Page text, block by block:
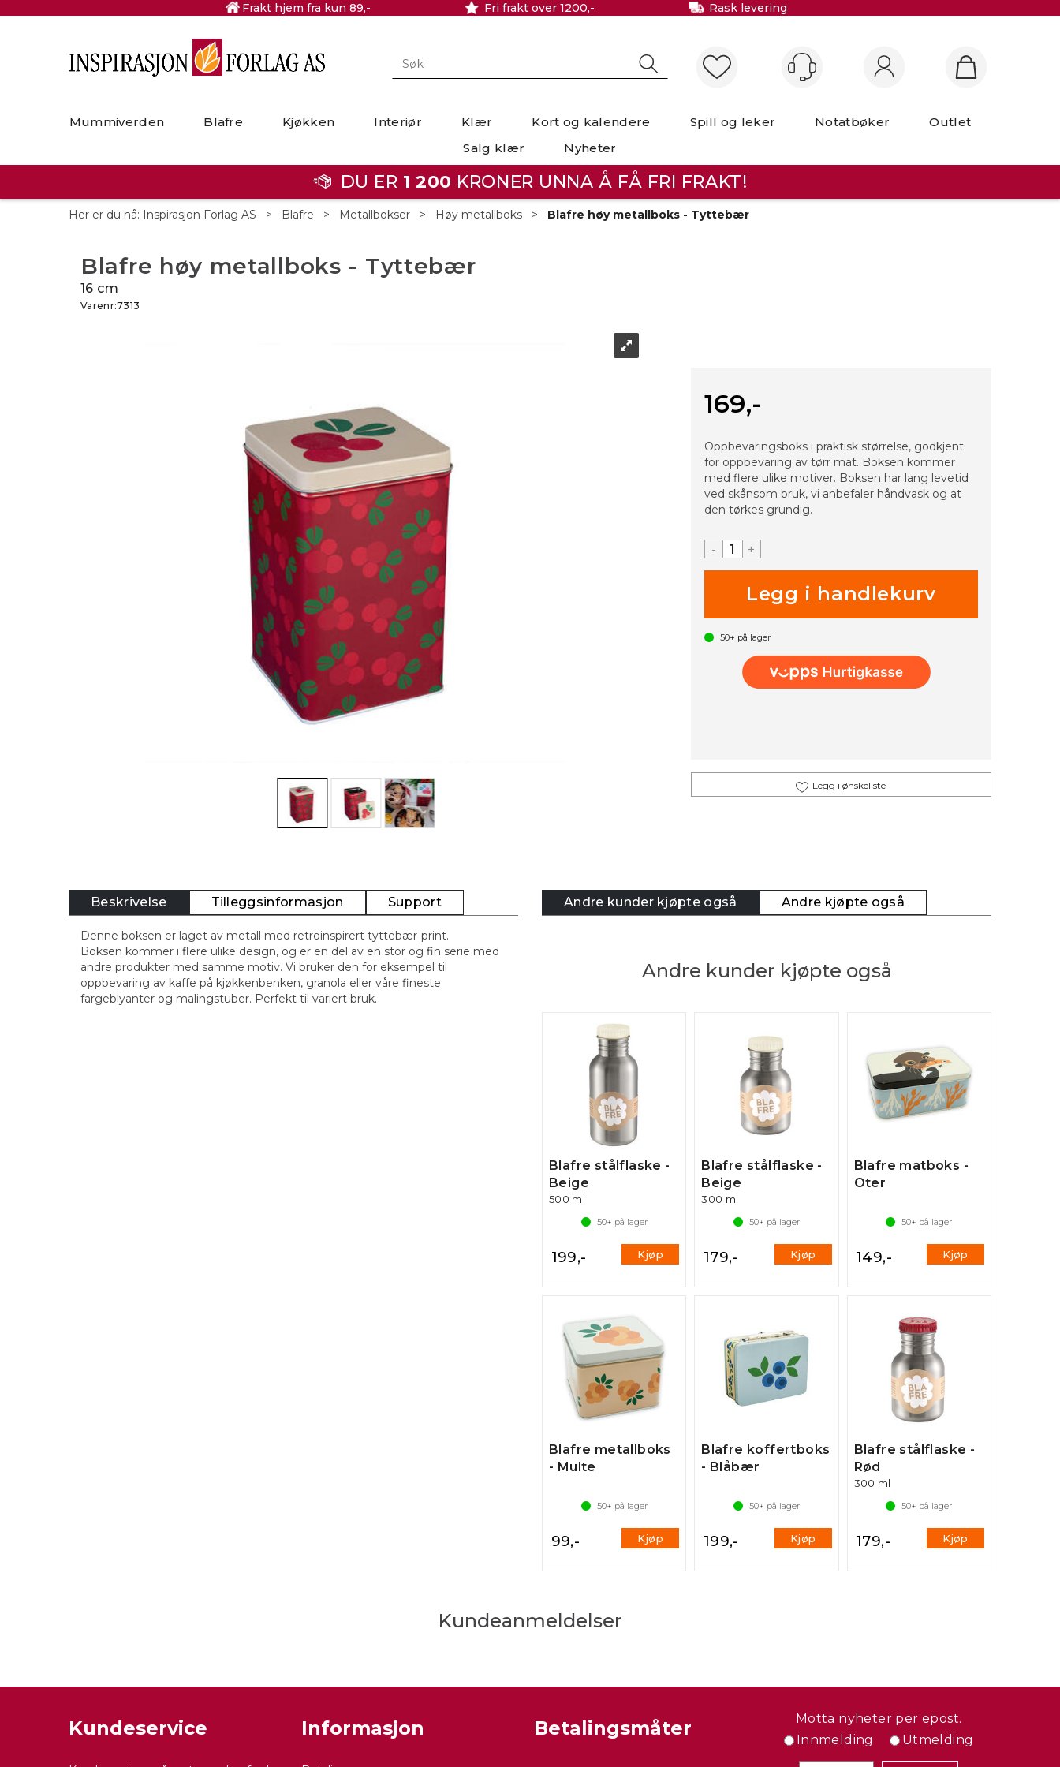
Frakt hjem fra kun 89,- Fri frakt over 1200,- Rask levering
Mummiverden Blafre Kjøkken Interiør Klær Kort og kalendere Spill og leker Notatbøker
Outlet
Salg klær
Nyheter
DU ER 1 200 KRONER UNNA Å FÅ FRI FRAKT!
Her er du nå: Inspirasjon Forlag AS > Blafre > Metallbokser > Høy metallboks > Blafre høy metallboks - Tyttebær
Blafre høy metallboks - Tyttebær
16 cm
Varenr:7313
169,-
Oppbevaringsboks i praktisk størrelse, godkjent
for oppbevaring av tørr mat. Boksen kommer
med flere ulike motiver. Boksen har lang levetid
ved skånsom bruk, vi anbefaler håndvask og at
den tørkes grundig.
- +
50+ på lager
Legg i ønskeliste
Beskrivelse Tilleggsinformasjon Support
Denne boksen er laget av metall med retroinspirert tyttebær-print.
Boksen kommer i flere ulike design, og er en del av en stor og fin serie med
andre produkter med samme motiv. Vi bruker den for eksempel til
oppbevaring av kaffe på kjøkkenbenken, granola eller våre fineste
fargeblyanter og malingstuber. Perfekt til variert bruk.
Andre kunder kjøpte også Andre kjøpte også
Andre kunder kjøpte også
Blafre stålflaske -
Beige
500 ml
50+ på lager
199,- Kjøp
Blafre stålflaske -
Beige
300 ml
50+ på lager
179,- Kjøp
Blafre matboks -
Oter
50+ på lager
149,- Kjøp
Blafre metallboks
- Multe
50+ på lager
99,- Kjøp
Blafre koffertboks
- Blåbær
50+ på lager
199,- Kjøp
Blafre stålflaske -
Rød
300 ml
50+ på lager
179,- Kjøp
Kundeanmeldelser
Kundeservice Informasjon Betalingsmåter
Motta nyheter per epost.
Innmelding
Utmelding